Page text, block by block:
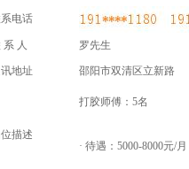
电话
人 罗先生
地址 邵阳市双清区立新路
描述
打胶师傅：5名
· 待遇：5000-8000元/月